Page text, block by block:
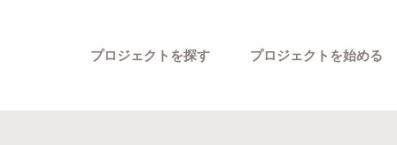
プロジェクトを探す プロジェクトを始める